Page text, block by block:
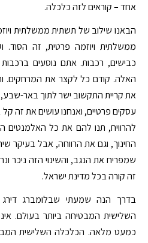
אחד – קוראים לזה כלכלה.
הבאנו שילוב של תשתית ממשלתית
ממשלתית ויוזמה פרטית, זה הסוד.
כבישים, רכבות. אתם נוסעים
האלה. קודם כל לקצר את המרחקים.
את קריית התקשוב ישר לתוך באר-שבע,
עסקים פרטיים, ואנחנו עושים את זה
להרוויח, תנו להם את כל האלמנטים
החינוך, וגם את הרווחה, אבל בעיקר
שמפריח את הנגב, והשינוי הזה ניכר
זה קורה בכל מדינת ישראל.
בדרך הנה שמעתי שבלומברג
השלישית המבטיחה ביותר בעולם.
כמעט מלאה. הכלכלה השלישית